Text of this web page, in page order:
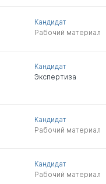
Кандидат
Рабочий материал
Кандидат
Экспертиза
Кандидат
Рабочий материал
Кандидат
Рабочий материал